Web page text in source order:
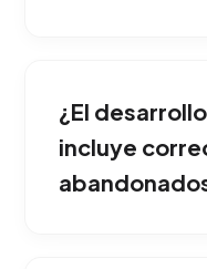
cuando los
agotarse.
¿El
incluye